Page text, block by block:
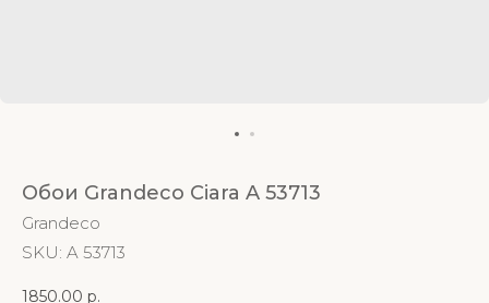
Обои Grandeco Ciara A 53713
Grandeco
SKU: A 53713
1850.00 р.